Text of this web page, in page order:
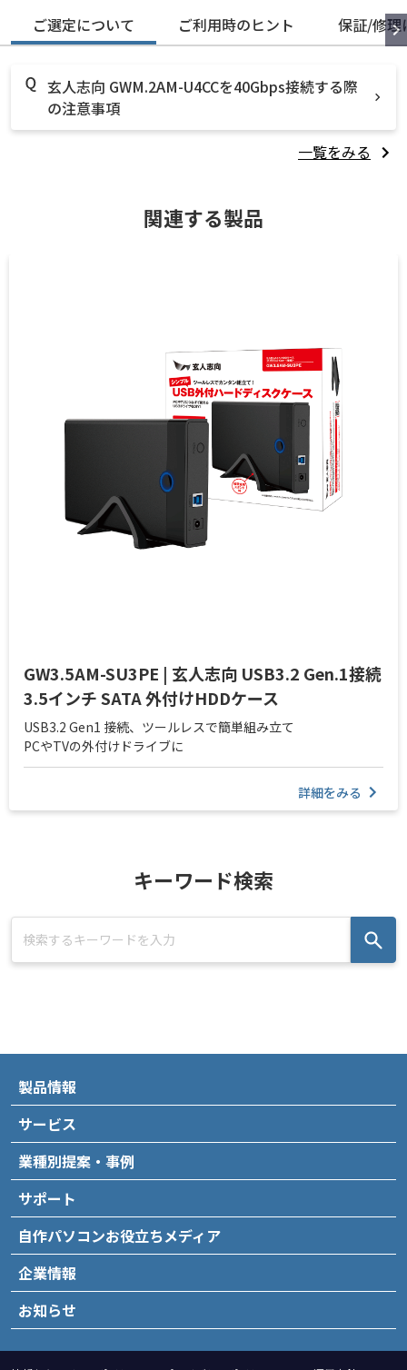
ご選定について ご利用時のヒント 保証/修理
玄人志向 GWM.2AM-U4CCを40Gbps接続する際
の注意事項
一覧をみる
関連する製品
GW3.5AM-SU3PE | 玄人志向 USB3.2 Gen.1接続
3.5インチ SATA 外付けHDDケース
USB3.2 Gen1 接続、ツールレスで簡単組み立て
PCやTVの外付けドライブに
詳細をみる
キーワード検索
製品情報
サービス
業種別提案・事例
サポート
自作パソコンお役立ちメディア
企業情報
お知らせ